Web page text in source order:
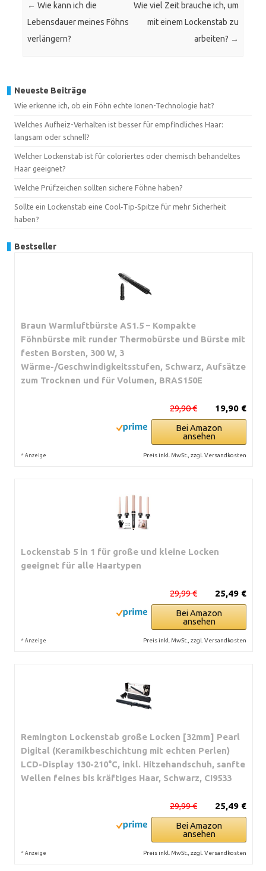
← Wie kann ich die
Lebensdauer meines Föhns
verlängern?
Wie viel Zeit brauche ich, um
mit einem Lockenstab zu
arbeiten? →
Neueste Beiträge
Wie erkenne ich, ob ein Föhn echte Ionen-Technologie hat?
Welches Aufheiz-Verhalten ist besser für empfindliches Haar:
langsam oder schnell?
Welcher Lockenstab ist für coloriertes oder chemisch behandeltes
Haar geeignet?
Welche Prüfzeichen sollten sichere Föhne haben?
Sollte ein Lockenstab eine Cool‑Tip‑Spitze für mehr Sicherheit
haben?
Bestseller
Braun Warmluftbürste AS1.5 – Kompakte
Föhnbürste mit runder Thermobürste und Bürste mit
festen Borsten, 300 W, 3
Wärme-/Geschwindigkeitsstufen, Schwarz, Aufsätze
zum Trocknen und für Volumen, BRAS150E
19,90 €
29,90 €
Bei Amazon
ansehen
* Anzeige Preis inkl. MwSt., zzgl. Versandkosten
Lockenstab 5 in 1 für große und kleine Locken
geeignet für alle Haartypen
25,49 €
29,99 €
Bei Amazon
ansehen
* Anzeige Preis inkl. MwSt., zzgl. Versandkosten
Remington Lockenstab große Locken [32mm] Pearl
Digital (Keramikbeschichtung mit echten Perlen)
LCD-Display 130-210°C, inkl. Hitzehandschuh, sanfte
Wellen feines bis kräftiges Haar, Schwarz, CI9533
25,49 €
29,99 €
Bei Amazon
ansehen
* Anzeige Preis inkl. MwSt., zzgl. Versandkosten